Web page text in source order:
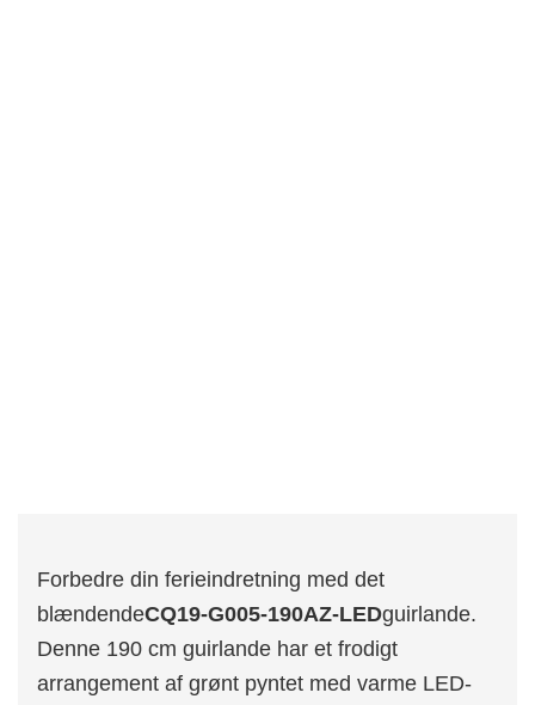
Forbedre din ferieindretning med det
blændendeCQ19-G005-190AZ-LEDguirlande.
Denne 190 cm guirlande har et frodigt
arrangement af grønt pyntet med varme LED-